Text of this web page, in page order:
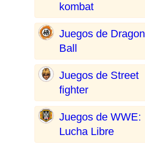
kombat
Juegos de Dragon
Ball
Juegos de Street
fighter
Juegos de WWE:
Lucha Libre